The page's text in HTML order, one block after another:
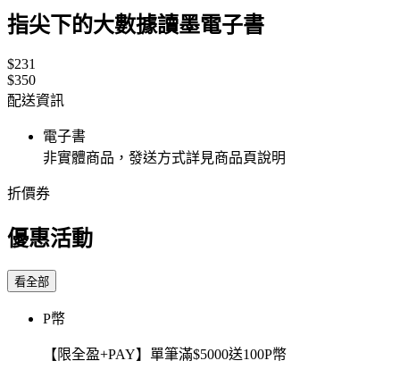
指尖下的大數據讀墨電子書
$231
$350
配送資訊
電子書
非實體商品，發送方式詳見商品頁說明
折價券
優惠活動
看全部
P幣
【限全盈+PAY】單筆滿$5000送100P幣